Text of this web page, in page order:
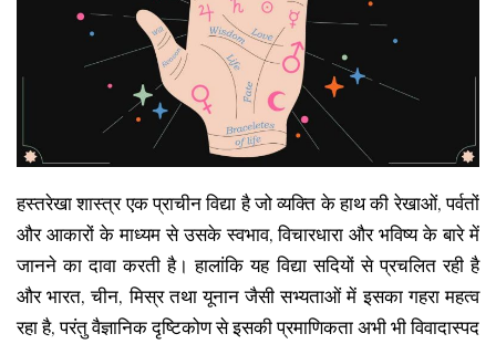
हस्तरेखा शास्त्र एक प्राचीन विद्या है जो व्यक्ति के हाथ की रेखाओं, पर्वतों
और आकारों के माध्यम से उसके स्वभाव, विचारधारा और भविष्य के बारे में
जानने का दावा करती है। हालांकि यह विद्या सदियों से प्रचलित रही है
और भारत, चीन, मिस्र तथा यूनान जैसी सभ्यताओं में इसका गहरा महत्व
रहा है, परंतु वैज्ञानिक दृष्टिकोण से इसकी प्रमाणिकता अभी भी विवादास्पद